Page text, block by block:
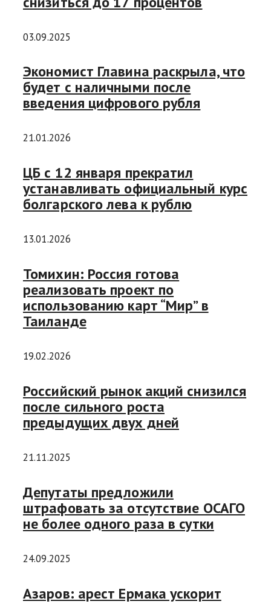
03.09.2025
Экономист Главина раскрыла, что
будет с наличными после
введения цифрового рубля
21.01.2026
ЦБ с 12 января прекратил
устанавливать официальный курс
болгарского лева к рублю
13.01.2026
Томихин: Россия готова
реализовать проект по
использованию карт “Мир” в
Таиланде
19.02.2026
Российский рынок акций снизился
после сильного роста
предыдущих двух дней
21.11.2025
Депутаты предложили
штрафовать за отсутствие ОСАГО
не более одного раза в сутки
24.09.2025
Азаров: арест Ермака ускорит